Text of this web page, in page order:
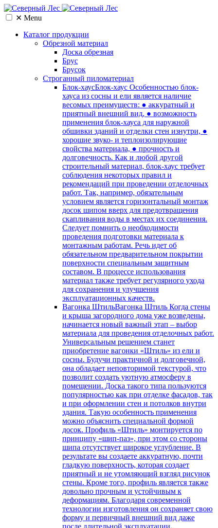
✕ Menu
Каталог продукции
Обрезной материал
Доска обрезная
Брус
Брусок
Cтроганный пиломатериал
Блок-хаусБлок-хаус Особенностью блок-
хауса из сосны и ели является наличие
весомых преимуществ: ● аккуратный и
приятный внешний вид, ● возможность
применения блок-хауса для наружной
обшивки зданий и отделки стен изнутри, ●
хорошие звуко- и теплоизолирующие
свойства материала, ● прочность и
долговечность. Как и любой другой
строительный материал, блок-хаус требует
соблюдения некоторых правил и
рекомендаций при проведении отделочных
работ. Так, например, обязательным
условием является горизонтальный монтаж
досок шипом вверх для предотвращения
скапливания воды в местах их соединения.
Следует помнить о необходимости
проведения подготовки материала к
монтажным работам. Речь идет об
обязательном предварительном покрытии
поверхности специальным защитным
составом. В процессе использования
материал также требует регулярного ухода
для сохранения и улучшения
эксплуатационных качеств.
Вагонка ШтильВагонка Штиль Когда стены
и крыша загородного дома уже возведены,
начинается новый важный этап – выбор
материала для проведения отделочных работ.
Универсальным решением станет
приобретение вагонки «Штиль» из ели и
сосны. Будучи практичной и долговечной,
она обладает неповторимой текстурой, что
позволит создать уютную атмосферу в
помещении. Доска такого типа пользуются
популярностью как при отделке фасадов, так
и при оформлении стен и потолков внутри
здания. Такую особенность применения
можно объяснить специальной формой
досок. Профиль «Штиль» монтируется по
принципу «шип-паз», при этом со стороны
шипа отсутствует широкое углубление. В
результате вы создаете аккуратную, почти
гладкую поверхность, которая создает
приятный и не утомляющий взгляд рисунок
стены. Кроме того, профиль является также
довольно прочным и устойчивым к
деформациям. Благодаря современной
технологии изготовления он сохраняет свою
форму и первичный внешний вид даже
после длительной эксплуатации.